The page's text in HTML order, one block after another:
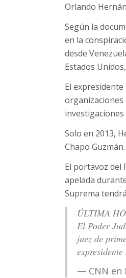
Orlando
Según la
en la
desde
Estados
El
organizaciones
Solo en 2013,
Chapo Guzmán.
El portavoz del
apelada
Suprema
ÚLTIMA
El Poder
juez de
— CNN en